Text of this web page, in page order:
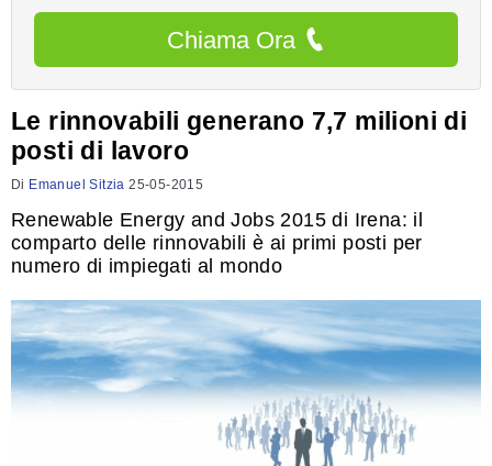
Chiama Ora
Le rinnovabili generano 7,7 milioni di
posti di lavoro
Di Emanuel Sitzia 25-05-2015
Renewable Energy and Jobs 2015 di Irena: il
comparto delle rinnovabili è ai primi posti per
numero di impiegati al mondo